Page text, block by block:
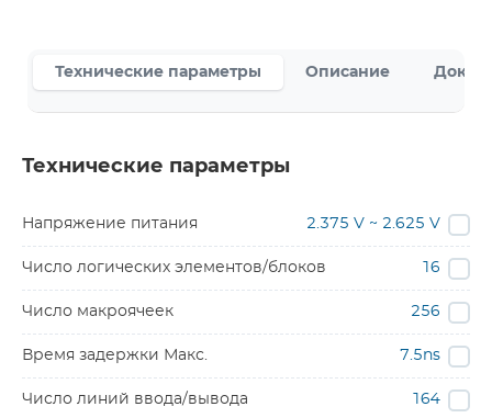
Технические параметры Описание
Технические параметры
Напряжение питания 2.375 V ~ 2.625 V
Число логических элементов/блоков 16
Число макроячеек 256
Время задержки Макс. 7.5ns
Число линий ввода/вывода 164